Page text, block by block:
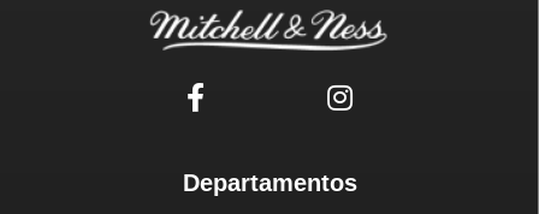
Departamentos